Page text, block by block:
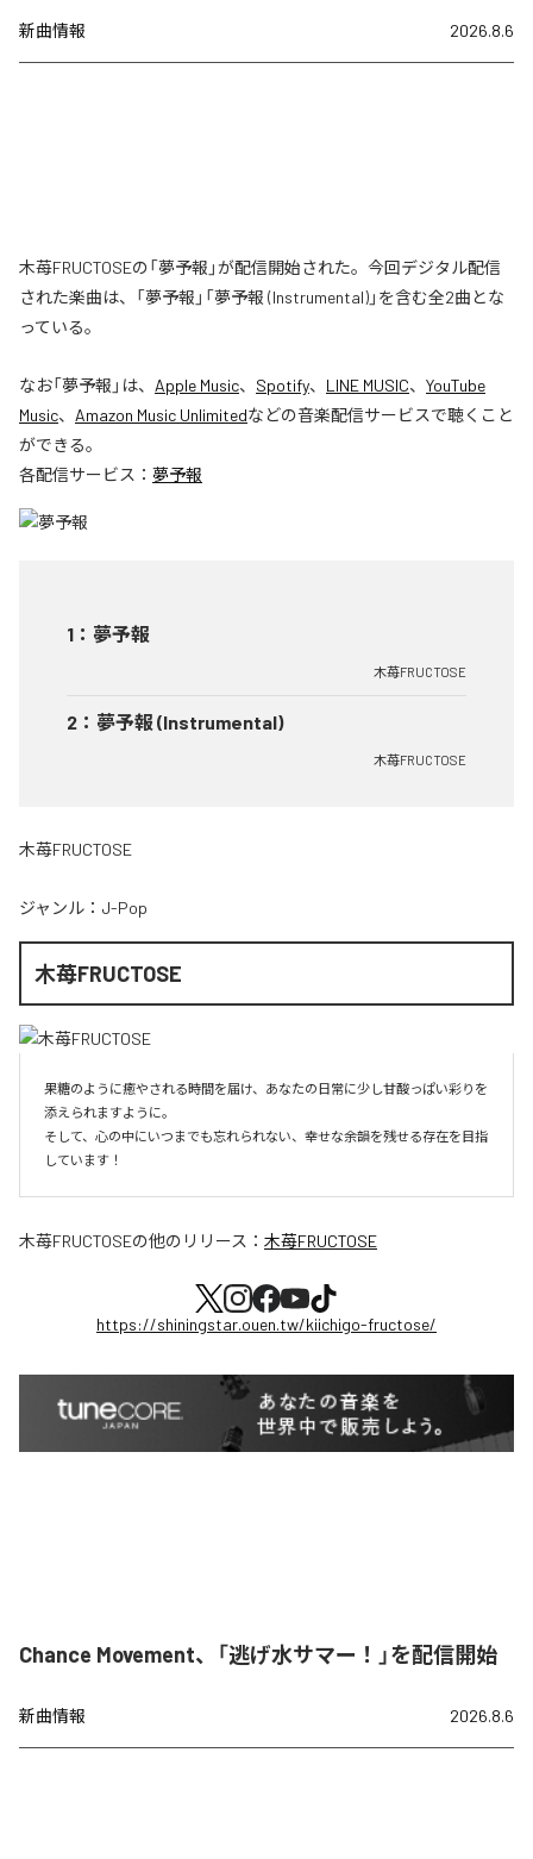
新曲情報 2026.8.6
木苺FRUCTOSEの「夢予報」が配信開始された。今回デジタル配信
された楽曲は、「夢予報」「夢予報 (Instrumental)」を含む全2曲とな
っている。
なお「夢予報 」は、 Apple Music、 Spotify、 LINE MUSIC、 YouTube
Music、 Amazon Music Unlimitedなどの音楽配信サービスで聴くこと
ができる。
各配信サービス： 夢予報
1 ： 夢予報
木苺FRUCTOSE
2 ： 夢予報 (Instrumental)
木苺FRUCTOSE
木苺FRUCTOSE
ジャンル： J-Pop
木苺FRUCTOSE
果糖のように癒やされる時間を届け、あなたの日常に少し甘酸っぱい彩りを
添えられますように。
そして、心の中にいつまでも忘れられない、幸せな余韻を残せる存在を目指
しています！
木苺FRUCTOSEの他のリリース： 木苺FRUCTOSE
https://shiningstar.ouen.tw/kiichigo-fructose/
Chance Movement、「逃げ水サマー！」を配信開始
新曲情報 2026.8.6